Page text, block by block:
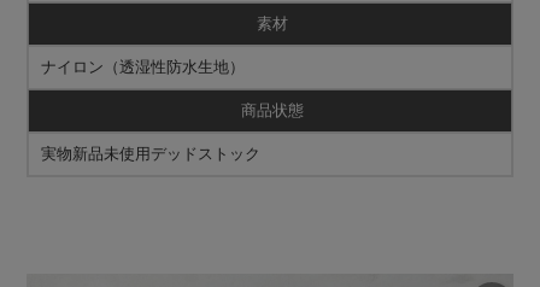
素材
ナイロン（透湿性防水生地）
商品状態
実物新品未使用デッドストック